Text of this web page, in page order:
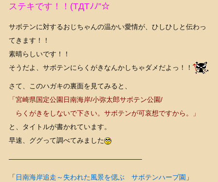
ステキです！！(TДTﾉﾉ”☆
サボテンに対するおじちゃんの温かい愛情が、ひしひしと伝わっ
てきます！！
素晴らしいです！！
そうだよ、サボテンにらくがきなんかしちゃダメだよっ！！
さて、このハガキの裏面を見てみると、
「宮崎県国定公園日南海岸/小弥太郎サボテン公園/
らくがきをしないで下さい。サボテンが可哀想ですから。」
と、タイトルが書かれています。
早速、ググって調べてみました
———————————————————–
「 日南海岸追走～失われた風景を偲ぶ サボテンハーブ園 」